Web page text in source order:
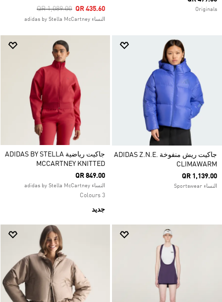
Originals
Price Reduced From
QR 1,089.00ToQR 435.60
النساء adidas by Stella McCartney
جاكيت ريش منفوخة ADIDAS Z.N.E.
CLIMAWARM
QR 1,139.00
النساء Sportswear
جاكيت رياضية ADIDAS BY STELLA
MCCARTNEY KNITTED
QR 849.00
النساء adidas by Stella McCartney
3 Colours
جديد